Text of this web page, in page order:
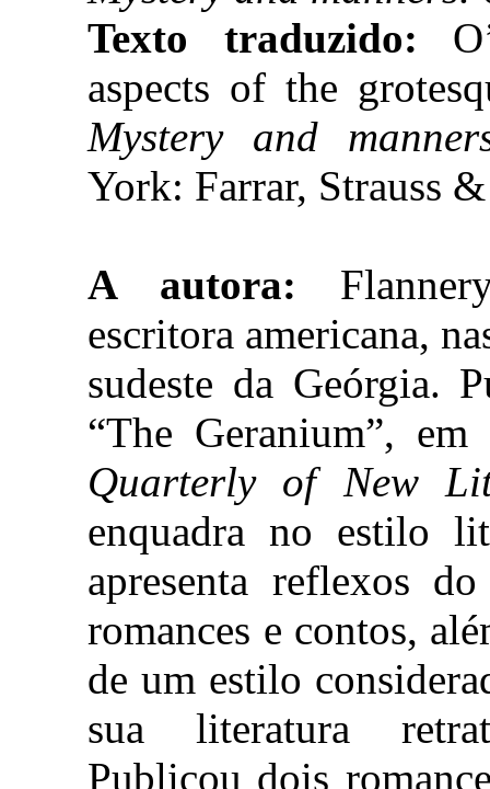
Texto traduzido:
aspects of the
Mystery and
York: Farrar, Strauss
A autora:
escritora americana,
sudeste da Geórgia.
“The Geranium”,
Quarterly of New
enquadra no estilo
apresenta reflexos
romances e contos,
de um estilo
sua literatura
Publicou dois